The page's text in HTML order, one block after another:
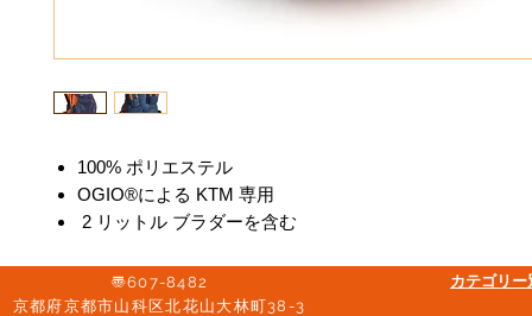
100% ポリエステル
OGIO®による KTM 専用
2 リットル ブラダーを含む
〠607-8482
京都府京都市山科区北花山大林町38-3​
カテゴリ